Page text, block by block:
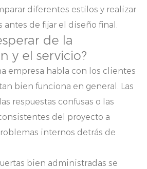
diferentes estilos y realizar
antes de fijar el diseño final.
de la
y el servicio?
empresa habla con los clientes
bien funciona en general. Las
respuestas confusas o las
del proyecto a
internos detrás de
bien administradas se